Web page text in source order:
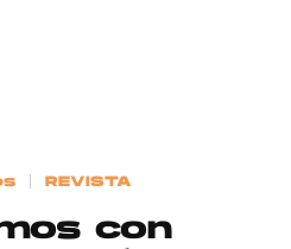
REVISTA
con